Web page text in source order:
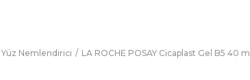
Yüz Nemlendirici LA ROCHE POSAY Cicaplast Gel B5 40 ml